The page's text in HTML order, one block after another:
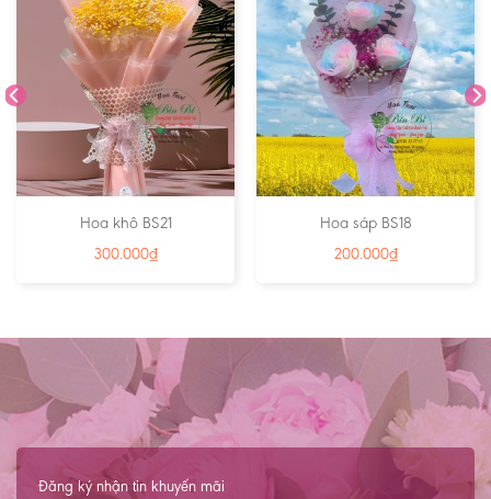
Hoa khô BS21
300.000₫
Hoa sáp BS18
200.000₫
Đăng ký nhận tin khuyến mãi